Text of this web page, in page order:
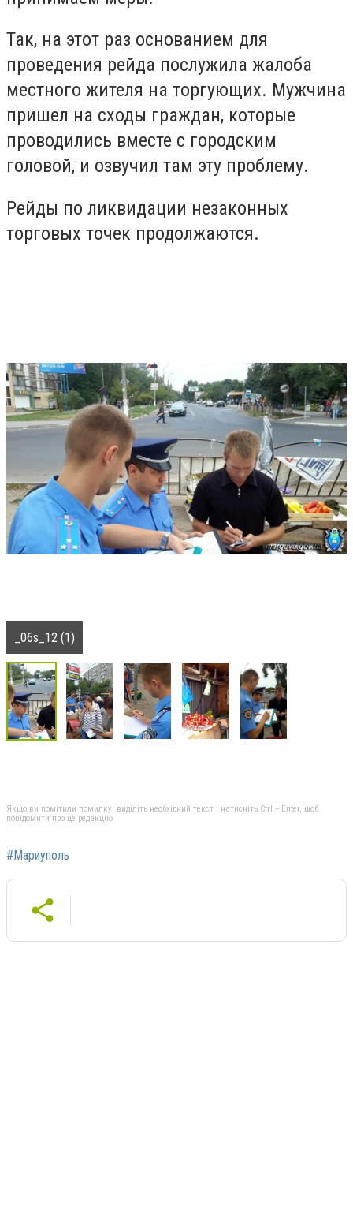
Так, на этот раз основанием для
проведения рейда послужила жалоба
местного жителя на торгующих. Мужчина
пришел на сходы граждан, которые
проводились вместе с городским
головой, и озвучил там эту проблему.
Рейды по ликвидации незаконных
торговых точек продолжаются.
_06s_12 (1)
Якщо ви помітили помилку, виділіть необхідний текст і натисніть Ctrl + Enter, щоб
повідомити про це редакцію
#Мариуполь